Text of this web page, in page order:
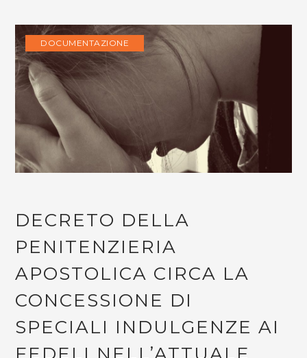
DOCUMENTAZIONE
DECRETO DELLA
PENITENZIERIA
APOSTOLICA CIRCA LA
CONCESSIONE DI
SPECIALI INDULGENZE AI